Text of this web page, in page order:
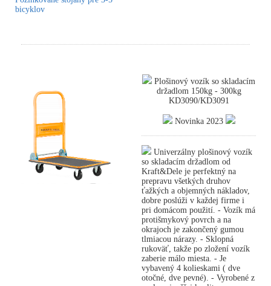
bicyklov
Plošinový vozík so skladacím
držadlom 150kg - 300kg
KD3090/KD3091
Novinka 2023
Univerzálny plošinový vozík
so skladacím držadlom od
Kraft&Dele je perfektný na
prepravu všetkých druhov
ťažkých a objemných nákladov,
dobre poslúži v každej firme i
pri domácom použití. - Vozík má
protišmykový povrch a na
okrajoch je zakončený gumou
tlmiacou nárazy. - Sklopná
rukoväť, takže po zložení vozík
zaberie málo miesta. - Je
vybavený 4 kolieskami ( dve
otočné, dve pevné). - Vyrobené z